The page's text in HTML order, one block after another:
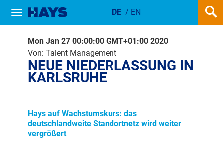
Show / hide navigation DE / EN
NEUE NIEDERLASSUNG IN
Mon Jan 27 00:00:00 GMT+01:00 2020
Von: Talent Management
NEUE NIEDERLASSUNG IN
KARLSRUHE
Hays auf Wachstumskurs: das
deutschlandweite Standortnetz wird weiter
vergrößert